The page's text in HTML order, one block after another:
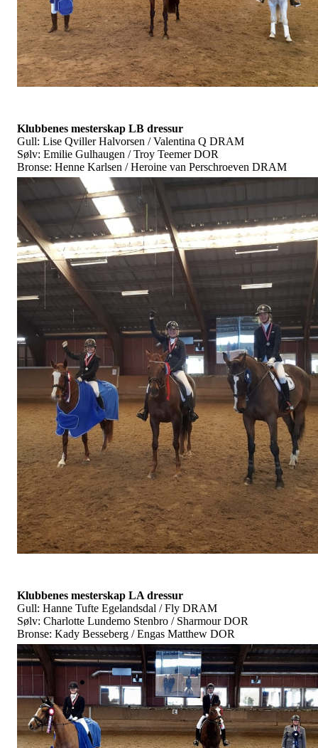
Klubbenes mesterskap LB dressur
Gull: Lise Qviller Halvorsen / Valentina Q DRAM
Sølv: Emilie Gulhaugen / Troy Teemer DOR
Bronse: Henne Karlsen / Heroine van Perschroeven DRAM
Klubbenes mesterskap LA dressur
Gull: Hanne Tufte Egelandsdal / Fly DRAM
Sølv: Charlotte Lundemo Stenbro / Sharmour DOR
Bronse: Kady Besseberg / Engas Matthew DOR